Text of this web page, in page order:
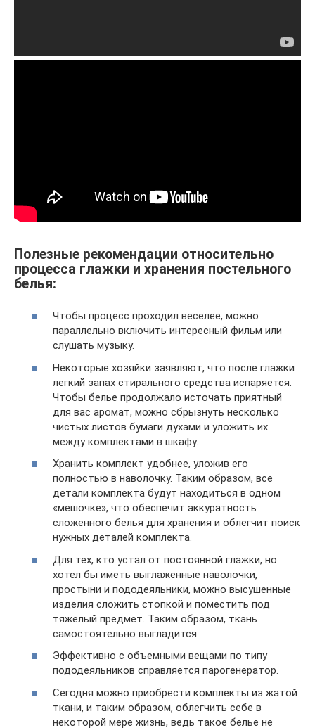
Полезные рекомендации относительно
процесса глажки и хранения постельного
белья:
Чтобы процесс проходил веселее, можно
параллельно включить интересный фильм или
слушать музыку.
Некоторые хозяйки заявляют, что после глажки
легкий запах стирального средства испаряется.
Чтобы белье продолжало источать приятный
для вас аромат, можно сбрызнуть несколько
чистых листов бумаги духами и уложить их
между комплектами в шкафу.
Хранить комплект удобнее, уложив его
полностью в наволочку. Таким образом, все
детали комплекта будут находиться в одном
«мешочке», что обеспечит аккуратность
сложенного белья для хранения и облегчит поиск
нужных деталей комплекта.
Для тех, кто устал от постоянной глажки, но
хотел бы иметь выглаженные наволочки,
простыни и пододеяльники, можно высушенные
изделия сложить стопкой и поместить под
тяжелый предмет. Таким образом, ткань
самостоятельно выгладится.
Эффективно с объемными вещами по типу
пододеяльников справляется парогенератор.
Сегодня можно приобрести комплекты из жатой
ткани, и таким образом, облегчить себе в
некоторой мере жизнь, ведь такое белье не